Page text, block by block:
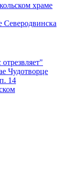
храме
Северодвинска
Чудотворце
14